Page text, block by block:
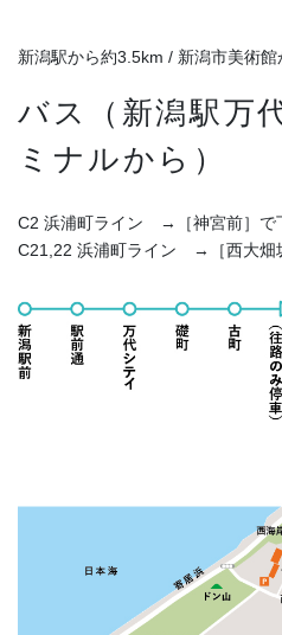
新潟駅から約3.5km / 新潟市美術
バス（新潟駅万
ミナルから）
C2 浜浦町ライン →［神宮前］で
C21,22 浜浦町ライン →［西大畑